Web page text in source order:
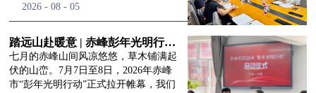
徐滨先生；副理事长兼秘书长彭志兵先
生、李玲辉先生、郭启兴先生及梅鑫先
生，现场列席人员:监事孙海跃先生，联
合党支部书记曾层同志。本次会议由理
事长徐滨主持，会议出席人数超过理事
2026 - 08 - 05
踏远山赴暖意 | 赤峰彭年光明行动启程，入户回访接住乡亲眼底的光亮
七月的赤峰山间风凉悠悠，草木铺满起
伏的山峦。7月7日至8日，2026年赤峰
市“彭年光明行动”正式拉开帷幕，我们
动